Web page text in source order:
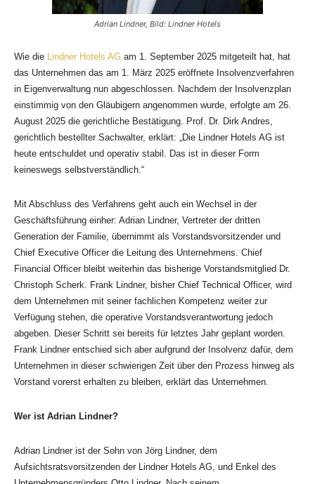
Adrian Lindner, Bild: Lindner Hotels
Wie die Lindner Hotels AG am 1. September 2025 mitgeteilt hat, hat
das Unternehmen das am 1. März 2025 eröffnete Insolvenzverfahren
in Eigenverwaltung nun abgeschlossen. Nachdem der Insolvenzplan
einstimmig von den Gläubigern angenommen wurde, erfolgte am 26.
August 2025 die gerichtliche Bestätigung. Prof. Dr. Dirk Andres,
gerichtlich bestellter Sachwalter, erklärt: „Die Lindner Hotels AG ist
heute entschuldet und operativ stabil. Das ist in dieser Form
keineswegs selbstverständlich.“
Mit Abschluss des Verfahrens geht auch ein Wechsel in der
Geschäftsführung einher: Adrian Lindner, Vertreter der dritten
Generation der Familie, übernimmt als Vorstandsvorsitzender und
Chief Executive Officer die Leitung des Unternehmens. Chief
Financial Officer bleibt weiterhin das bisherige Vorstandsmitglied Dr.
Christoph Scherk. Frank Lindner, bisher Chief Technical Officer, wird
dem Unternehmen mit seiner fachlichen Kompetenz weiter zur
Verfügung stehen, die operative Vorstandsverantwortung jedoch
abgeben. Dieser Schritt sei bereits für letztes Jahr geplant worden.
Frank Lindner entschied sich aber aufgrund der Insolvenz dafür, dem
Unternehmen in dieser schwierigen Zeit über den Prozess hinweg als
Vorstand vorerst erhalten zu bleiben, erklärt das Unternehmen.
Wer ist Adrian Lindner?
Adrian Lindner ist der Sohn von Jörg Lindner, dem
Aufsichtsratsvorsitzenden der Lindner Hotels AG, und Enkel des